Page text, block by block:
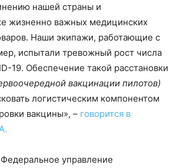
нашей страны и
жизненно важных медицинских
Наши экипажи, работающие с
испытали тревожный рост числа
19. Обеспечение такой расстановки
вакцинации пилотов)
логистическим компонентом
вакцины», – говорится в
управление